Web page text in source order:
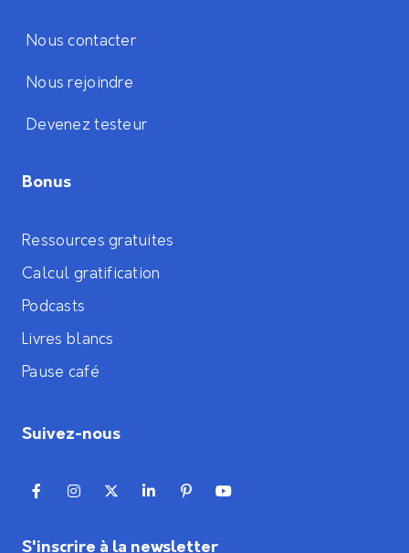
Nous contacter
Nous rejoindre
Devenez testeur
Bonus
Ressources gratuites
Calcul gratification
Podcasts
Livres blancs
Pause café
Suivez-nous
S'inscrire à la newsletter